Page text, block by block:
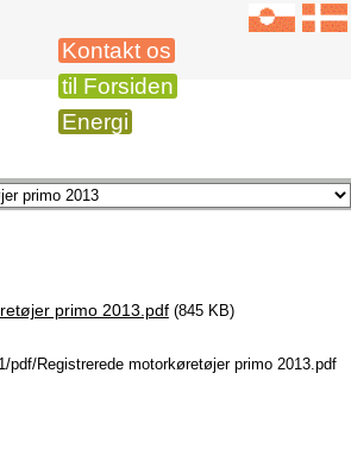
Kontakt os
til Forsiden
Energi
primo 2013.pdf(845 KB)
pdf/Registrerede motorkøretøjer primo 2013.pdf